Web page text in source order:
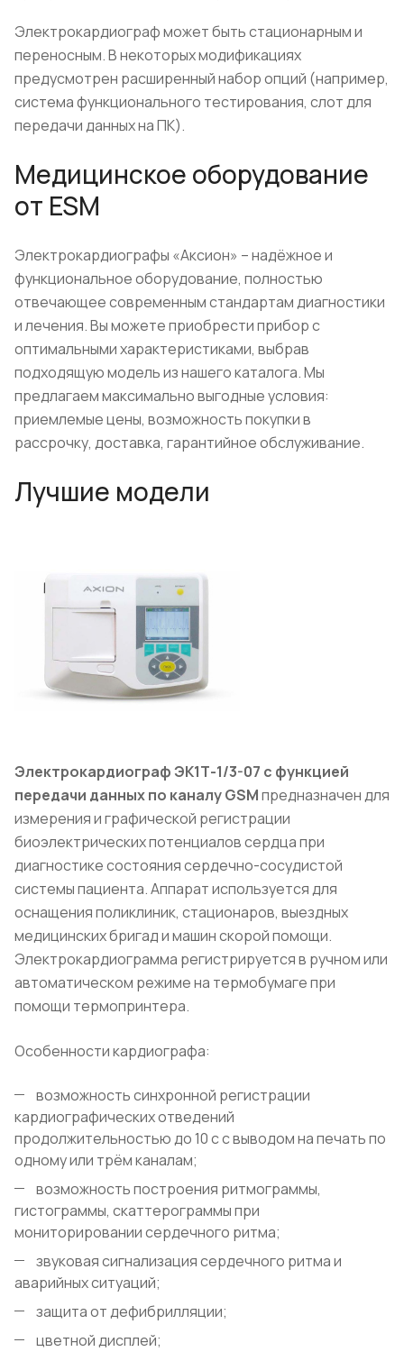
Электрокардиограф может быть стационарным и
переносным. В некоторых модификациях
предусмотрен расширенный набор опций (например,
система функционального тестирования, слот для
передачи данных на ПК).
Медицинское оборудование
от ESM
Электрокардиографы «Аксион» – надёжное и
функциональное оборудование, полностью
отвечающее современным стандартам диагностики
и лечения. Вы можете приобрести прибор с
оптимальными характеристиками, выбрав
подходящую модель из нашего каталога. Мы
предлагаем максимально выгодные условия:
приемлемые цены, возможность покупки в
рассрочку, доставка, гарантийное обслуживание.
Лучшие модели
Электрокардиограф ЭК1Т-1/3-07 с функцией
передачи данных по каналуGSMпредназначен для
измерения и графической регистрации
биоэлектрических потенциалов сердца при
диагностике состояния сердечно-сосудистой
системы пациента. Аппарат используется для
оснащения поликлиник, стационаров, выездных
медицинских бригад и машин скорой помощи.
Электрокардиограмма регистрируется в ручном или
автоматическом режиме на термобумаге при
помощи термопринтера.
Особенности кардиографа:
возможность синхронной регистрации
кардиографических отведений
продолжительностью до 10 с с выводом на печать по
одному или трём каналам;
возможность построения ритмограммы,
гистограммы, скаттерограммы при
мониторировании сердечного ритма;
звуковая сигнализация сердечного ритма и
аварийных ситуаций;
защита от дефибрилляции;
цветной дисплей;